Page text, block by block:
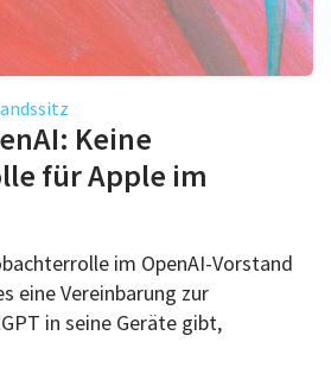
Keine
für Apple im
im OpenAI-Vorstand
eine Vereinbarung zur
in seine Geräte gibt,